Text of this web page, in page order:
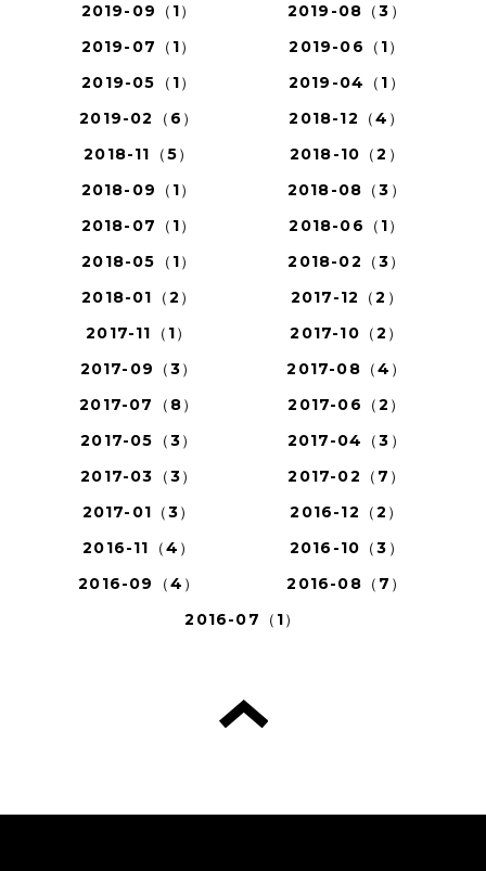
2019-09（1）
2019-08（3）
2019-07（1）
2019-06（1）
2019-05（1）
2019-04（1）
2019-02（6）
2018-12（4）
2018-11（5）
2018-10（2）
2018-09（1）
2018-08（3）
2018-07（1）
2018-06（1）
2018-05（1）
2018-02（3）
2018-01（2）
2017-12（2）
2017-11（1）
2017-10（2）
2017-09（3）
2017-08（4）
2017-07（8）
2017-06（2）
2017-05（3）
2017-04（3）
2017-03（3）
2017-02（7）
2017-01（3）
2016-12（2）
2016-11（4）
2016-10（3）
2016-09（4）
2016-08（7）
2016-07（1）